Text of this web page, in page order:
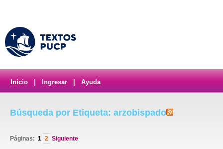
Inicio Ingresar Ayuda
Búsqueda por Etiqueta: arzobispado
Páginas: 1 2 Siguiente